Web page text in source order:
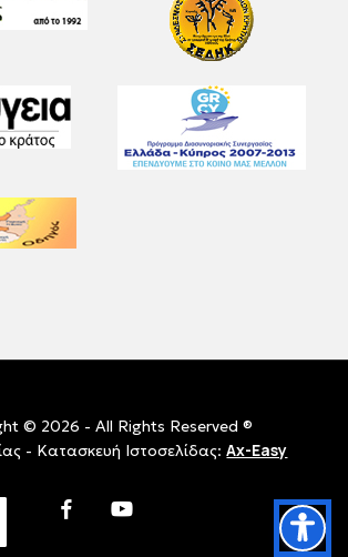
© 2026 - All Rights Reserved ®
- Κατασκευή Ιστοσελίδας:Ax-Easy
facebookyoutube